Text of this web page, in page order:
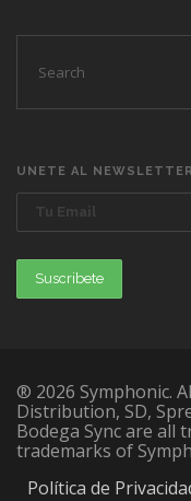
UNETE AL NEWSLETTER
® 2026 Symphonic.
Distribution, SD,
Bodega Sync are all
trademarks of
Política de